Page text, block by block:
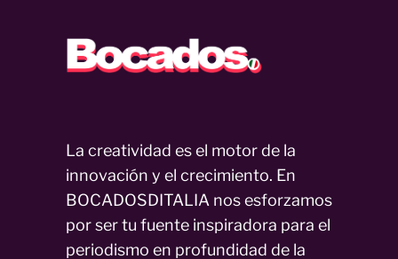
La creatividad es el motor de la
innovación y el crecimiento. En
BOCADOSDITALIA nos esforzamos
por ser tu fuente inspiradora para el
periodismo en profundidad de la